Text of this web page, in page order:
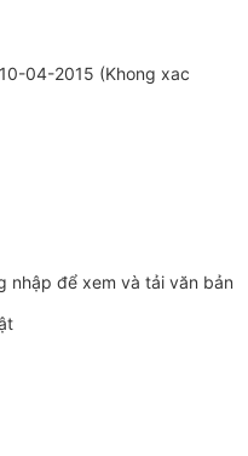
04-2015 (Khong xac
nhập để xem và tải văn bản